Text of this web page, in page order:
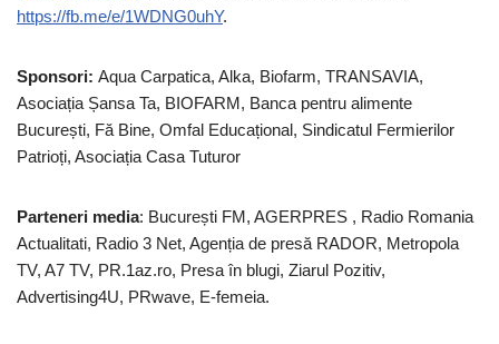
https://fb.me/e/1WDNG0uhY.
Sponsori: Aqua Carpatica, Alka, Biofarm, TRANSAVIA,
Asociația Șansa Ta, BIOFARM, Banca pentru alimente
București, Fă Bine, Omfal Educațional, Sindicatul Fermierilor
Patrioți, Asociația Casa Tuturor
Parteneri media: București FM, AGERPRES , Radio Romania
Actualitati, Radio 3 Net, Agenția de presă RADOR, Metropola
TV, A7 TV, PR.1az.ro, Presa în blugi, Ziarul Pozitiv,
Advertising4U, PRwave, E-femeia.